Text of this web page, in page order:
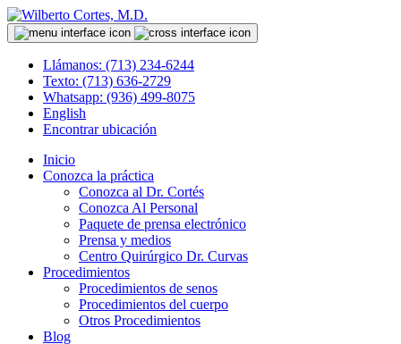
Llámanos: (713) 234-6244
Texto: (713) 636-2729
Whatsapp: (936) 499-8075
English
Encontrar ubicación
Inicio
Conozca la práctica
Conozca al Dr. Cortés
Conozca Al Personal
Paquete de prensa electrónico
Prensa y medios
Centro Quirúrgico Dr. Curvas
Procedimientos
Procedimientos de senos
Procedimientos del cuerpo
Otros Procedimientos
Blog